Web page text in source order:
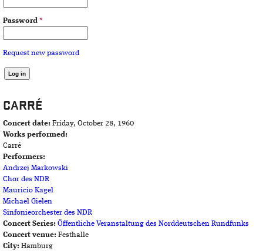
Password *
Request new password
CARRÉ
Concert date: Friday, October 28, 1960
Works performed:
Carré
Performers:
Andrzej Markowski
Chor des NDR
Mauricio Kagel
Michael Gielen
Sinfonieorchester des NDR
Concert Series: Öffentliche Veranstaltung des Norddeutschen Rundfunks
Concert venue: Festhalle
City: Hamburg